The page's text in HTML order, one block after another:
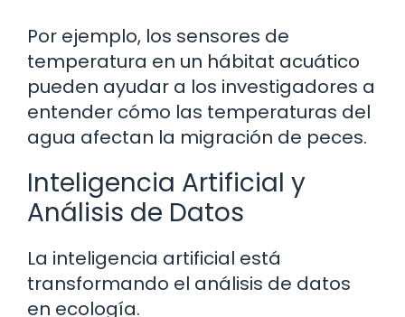
Por ejemplo, los sensores de
temperatura en un hábitat acuático
pueden ayudar a los investigadores a
entender cómo las temperaturas del
agua afectan la migración de peces.
Inteligencia Artificial y
Análisis de Datos
La inteligencia artificial está
transformando el análisis de datos
en ecología.